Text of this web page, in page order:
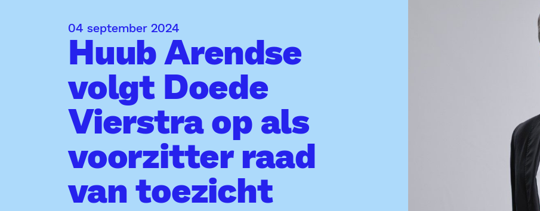
04 september 2024
Huub Arendse
volgt Doede
Vierstra op als
voorzitter raad
van toezicht